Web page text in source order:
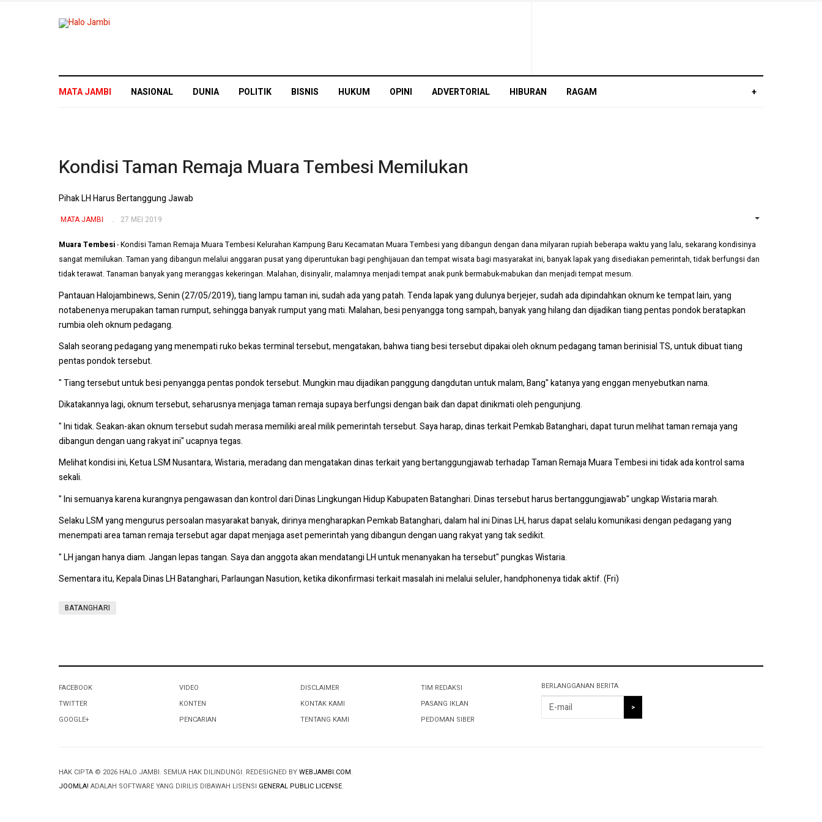
MATA JAMBI NASIONAL DUNIA POLITIK BISNIS HUKUM OPINI ADVERTORIAL HIBURAN RAGAM +
Kondisi Taman Remaja Muara Tembesi Memilukan
Pihak LH Harus Bertanggung Jawab
MATA JAMBI 27 MEI 2019
Muara Tembesi- Kondisi Taman Remaja Muara Tembesi Kelurahan Kampung Baru Kecamatan Muara Tembesi yang dibangun dengan dana milyaran rupiah beberapa waktu yang lalu, sekarang kondisinya
sangat memilukan. Taman yang dibangun melalui anggaran pusat yang diperuntukan bagi penghijauan dan tempat wisata bagi masyarakat ini, banyak lapak yang disediakan pemerintah, tidak berfungsi dan
tidak terawat. Tanaman banyak yang meranggas kekeringan. Malahan, disinyalir, malamnya menjadi tempat anak punk bermabuk-mabukan dan menjadi tempat mesum.
Pantauan Halojambinews, Senin (27/05/2019), tiang lampu taman ini, sudah ada yang patah. Tenda lapak yang dulunya berjejer, sudah ada dipindahkan oknum ke tempat lain, yang
notabenenya merupakan taman rumput, sehingga banyak rumput yang mati. Malahan, besi penyangga tong sampah, banyak yang hilang dan dijadikan tiang pentas pondok beratapkan
rumbia oleh oknum pedagang.
Salah seorang pedagang yang menempati ruko bekas terminal tersebut, mengatakan, bahwa tiang besi tersebut dipakai oleh oknum pedagang taman berinisial TS, untuk dibuat tiang
pentas pondok tersebut.
" Tiang tersebut untuk besi penyangga pentas pondok tersebut. Mungkin mau dijadikan panggung dangdutan untuk malam, Bang" katanya yang enggan menyebutkan nama.
Dikatakannya lagi, oknum tersebut, seharusnya menjaga taman remaja supaya berfungsi dengan baik dan dapat dinikmati oleh pengunjung.
" Ini tidak. Seakan-akan oknum tersebut sudah merasa memiliki areal milik pemerintah tersebut. Saya harap, dinas terkait Pemkab Batanghari, dapat turun melihat taman remaja yang
dibangun dengan uang rakyat ini" ucapnya tegas.
Melihat kondisi ini, Ketua LSM Nusantara, Wistaria, meradang dan mengatakan dinas terkait yang bertanggungjawab terhadap Taman Remaja Muara Tembesi ini tidak ada kontrol sama
sekali.
" Ini semuanya karena kurangnya pengawasan dan kontrol dari Dinas Lingkungan Hidup Kabupaten Batanghari. Dinas tersebut harus bertanggungjawab" ungkap Wistaria marah.
Selaku LSM yang mengurus persoalan masyarakat banyak, dirinya mengharapkan Pemkab Batanghari, dalam hal ini Dinas LH, harus dapat selalu komunikasi dengan pedagang yang
menempati area taman remaja tersebut agar dapat menjaga aset pemerintah yang dibangun dengan uang rakyat yang tak sedikit.
" LH jangan hanya diam. Jangan lepas tangan. Saya dan anggota akan mendatangi LH untuk menanyakan ha tersebut" pungkas Wistaria.
Sementara itu, Kepala Dinas LH Batanghari, Parlaungan Nasution, ketika dikonfirmasi terkait masalah ini melalui seluler, handphonenya tidak aktif. (Fri)
BATANGHARI
FACEBOOK
TWITTER
GOOGLE+
VIDEO
KONTEN
PENCARIAN
DISCLAIMER
KONTAK KAMI
TENTANG KAMI
TIM REDAKSI
PASANG IKLAN
PEDOMAN SIBER
BERLANGGANAN BERITA
HAK CIPTA © 2026 HALO JAMBI. SEMUA HAK DILINDUNGI. REDESIGNED BYWEBJAMBI.COM.
JOOMLA! ADALAH SOFTWARE YANG DIRILIS DIBAWAH LISENSI GENERAL PUBLIC LICENSE.